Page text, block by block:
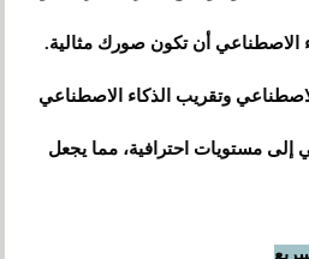
الاصطناعي أن تكون صورك مثالية.
وتقريب الذكاء الاصطناعي
إلى مستويات احترافية، مما يجعل